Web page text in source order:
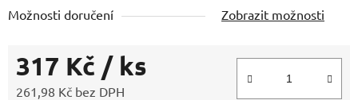
Možnosti doručení
Zobrazit možnosti
317 Kč / ks
261,98 Kč bez DPH